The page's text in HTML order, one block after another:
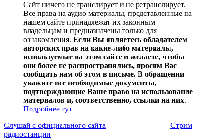
Сайт ничего не транслирует и не ретранслирует.
Все права на аудио материалы, представленные на
нашем сайте принадлежат их законным
владельцам и предназначены только для
ознакомления. Если Вы являетесь обладателем
авторских прав на какие-либо материалы,
используемые на этом сайте и желаете, чтобы
они более не распространялись, просим Вас
сообщить нам об этом в письме. В обращении
укажите все необходимые документы,
подтверждающие Ваше право на использование
материалов и, соответственно, ссылки на них.
Подробнее тут
Слушай с официального сайта
Стрим
радиостанции